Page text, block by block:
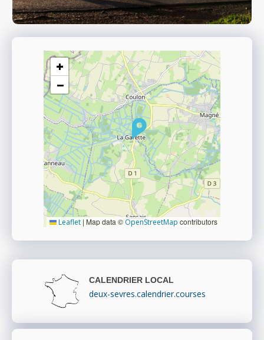
+
−
Leaflet | Map data © OpenStreetMap contributors
CALENDRIER LOCAL
deux-sevres.calendrier.courses